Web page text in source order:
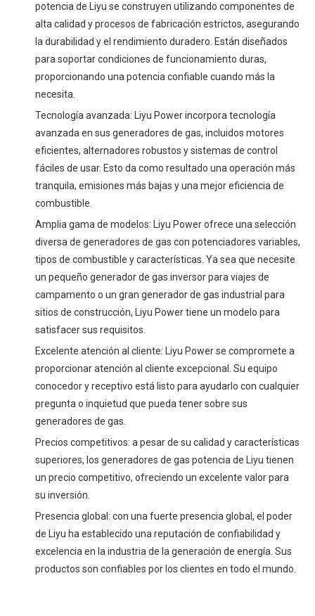
potencia de Liyu se construyen utilizando componentes de
alta calidad y procesos de fabricación estrictos, asegurando
la durabilidad y el rendimiento duradero. Están diseñados
para soportar condiciones de funcionamiento duras,
proporcionando una potencia confiable cuando más la
necesita.
Tecnología avanzada: Liyu Power incorpora tecnología
avanzada en sus generadores de gas, incluidos motores
eficientes, alternadores robustos y sistemas de control
fáciles de usar. Esto da como resultado una operación más
tranquila, emisiones más bajas y una mejor eficiencia de
combustible.
Amplia gama de modelos: Liyu Power ofrece una selección
diversa de generadores de gas con potenciadores variables,
tipos de combustible y características. Ya sea que necesite
un pequeño generador de gas inversor para viajes de
campamento o un gran generador de gas industrial para
sitios de construcción, Liyu Power tiene un modelo para
satisfacer sus requisitos.
Excelente atención al cliente: Liyu Power se compromete a
proporcionar atención al cliente excepcional. Su equipo
conocedor y receptivo está listo para ayudarlo con cualquier
pregunta o inquietud que pueda tener sobre sus
generadores de gas.
Precios competitivos: a pesar de su calidad y características
superiores, los generadores de gas potencia de Liyu tienen
un precio competitivo, ofreciendo un excelente valor para
su inversión.
Presencia global: con una fuerte presencia global, el poder
de Liyu ha establecido una reputación de confiabilidad y
excelencia en la industria de la generación de energía. Sus
productos son confiables por los clientes en todo el mundo.